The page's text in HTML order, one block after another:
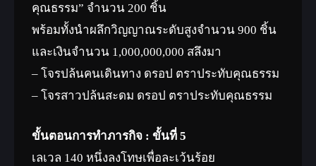
คุณธรรม” จำนวน 200 ชิ้น
พร้อมทั้งนำผลึกวิญญาณระดับสูงจำนวน 900 ชิ้น
และเงินจำนวน 1,000,000,000 สลึงมา
– โจรปล้นคนเดินทาง ดรอป ตราประทับคุณธรรม
– โจรสาวปล้นสะดม ดรอป ตราประทับคุณธรรม
ขั้นตอนการทำภารกิจ : ขั้นที่ 5
เลเวล 140 หนึ่งลงโทษเพื่อละเว้นร้อย